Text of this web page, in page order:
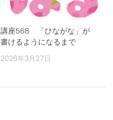
講座568 「ひながな」が
書けるようになるまで
2026年3月27日